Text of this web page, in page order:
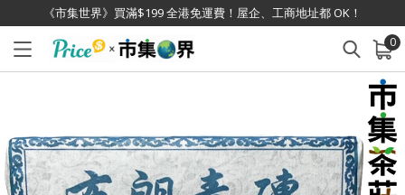
《市集世界》買滿$199 全港免運費！屋企、工商地址都 OK！
0
已加入購物車 查看